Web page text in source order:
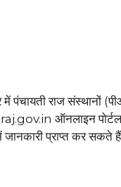
में पंचायती राज संस्थानों
ऑनलाइन पोर्टल
जानकारी प्राप्त कर सकते